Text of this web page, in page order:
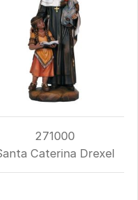
271000
Caterina Drexel